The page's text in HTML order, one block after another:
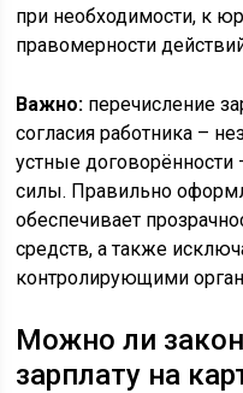
при необходимости, к
правомерности
Важно: перечисление
согласия работника –
устные
силы. Правильно
обеспечивает
средств, а также
контролирующими
Можно ли
зарплату на